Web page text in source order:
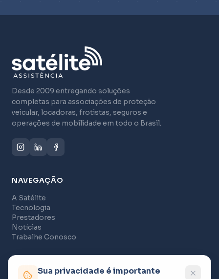
Desde 2009 entregando soluções
completas para associações de proteção
veicular, locadoras, frotistas, seguros e
operações de mobilidade em todo o Brasil.
NAVEGAÇÃO
A Satélite
Tecnologia
Prestadores
Notícias
Trabalhe Conosco
CONTATOSua privacidade é importante